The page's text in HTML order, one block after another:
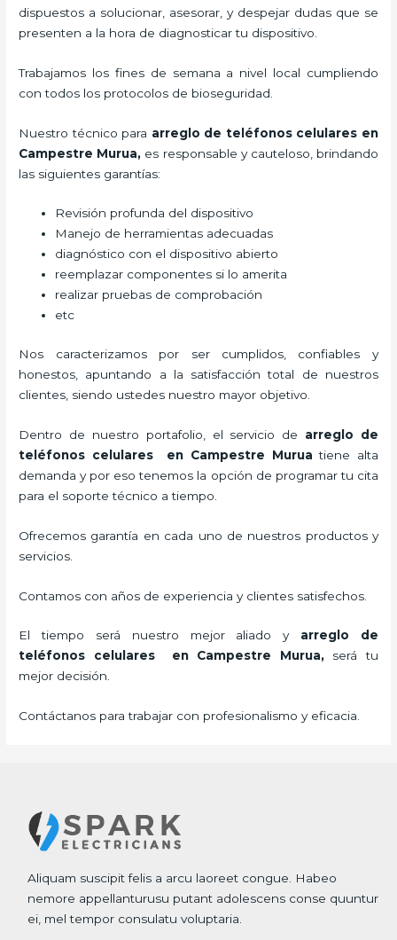
dispuestos a solucionar, asesorar, y despejar dudas que se
presenten a la hora de diagnosticar tu dispositivo.
Trabajamos los fines de semana a nivel local cumpliendo
con todos los protocolos de bioseguridad.
Nuestro técnico para arreglo de teléfonos celulares en
Campestre Murua, es responsable y cauteloso, brindando
las siguientes garantías:
Revisión profunda del dispositivo
Manejo de herramientas adecuadas
diagnóstico con el dispositivo abierto
reemplazar componentes si lo amerita
realizar pruebas de comprobación
etc
Nos caracterizamos por ser cumplidos, confiables y
honestos, apuntando a la satisfacción total de nuestros
clientes, siendo ustedes nuestro mayor objetivo.
Dentro de nuestro portafolio, el servicio de arreglo de
teléfonos celularesen Campestre Murua tiene alta
demanda y por eso tenemos la opción de programar tu cita
para el soporte técnico a tiempo.
Ofrecemos garantía en cada uno de nuestros productos y
servicios.
Contamos con años de experiencia y clientes satisfechos.
El tiempo será nuestro mejor aliado y arreglo de
teléfonos celularesen Campestre Murua, será tu
mejor decisión.
Contáctanos para trabajar con profesionalismo y eficacia.
Aliquam suscipit felis a arcu laoreet congue. Habeo
nemore appellanturusu putant adolescens conse quuntur
ei, mel tempor consulatu voluptaria.